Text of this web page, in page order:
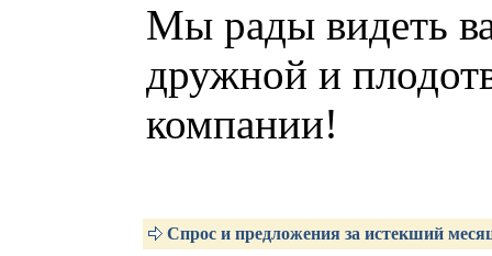
Мы рады видеть
дружной и
компании!
Спрос и предложения за истекший